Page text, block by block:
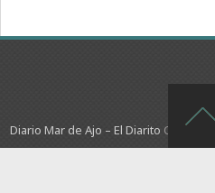
Diario Mar de Ajo – El Diarito